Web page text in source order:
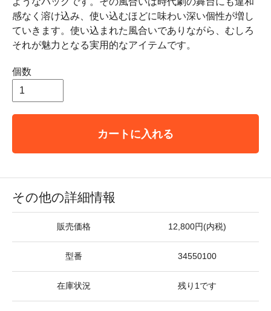
感なく溶け込み、使い込むほどに味わい深い個性が増し
ていきます。使い込まれた風合いでありながら、むしろ
それが魅力となる実用的なアイテムです。
個数
カートに入れる
その他の詳細情報
販売価格 12,800円(内税)
型番 34550100
在庫状況 残り1です